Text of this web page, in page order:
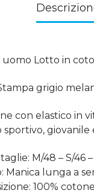
uomo Lotto in
grigio
con elastico in
giovanile
M/48 – S/46
Manica lunga a
100%